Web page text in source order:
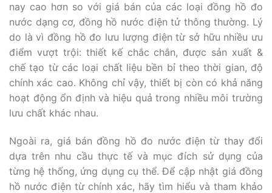
nay cao hơn so với giá bán của các loại đồng hồ đo
nước dạng cơ, đồng hồ nước điện tử thông thường. Lý
do là vì đồng hồ đo lưu lượng điện từ sở hữu nhiều ưu
điểm vượt trội: thiết kế chắc chắn, được sản xuất &
chế tạo từ các loại chất liệu bền bỉ theo thời gian, độ
chính xác cao. Không chỉ vậy, thiết bị còn có khả năng
hoạt động ổn định và hiệu quả trong nhiều môi trường
lưu chất khác nhau.
Ngoài ra, giá bán đồng hồ đo nước điện từ thay đổi
dựa trên nhu cầu thực tế và mục đích sử dụng của
từng hệ thống, ứng dụng cụ thể. Để cập nhật giá đồng
hồ nước điện từ chính xác, hãy tìm hiểu và tham khảo